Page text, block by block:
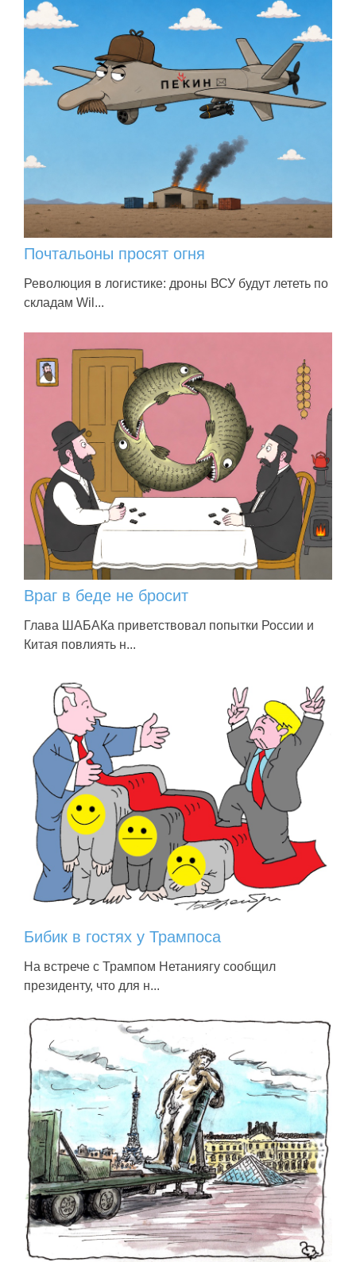
Почтальоны просят огня
Революция в логистике: дроны ВСУ будут лететь по
складам Wil...
Враг в беде не бросит
Глава ШАБАКа приветствовал попытки России и
Китая повлиять н...
Бибик в гостях у Трампоса
На встрече с Трампом Нетаниягу сообщил
президенту, что для н...